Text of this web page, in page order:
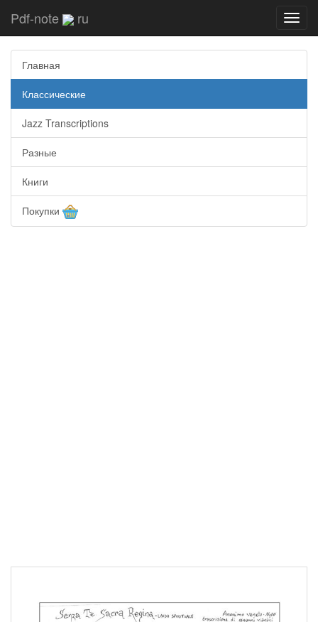
Pdf-note ru
Главная
Классические
Jazz Transcriptions
Разные
Книги
Покупки